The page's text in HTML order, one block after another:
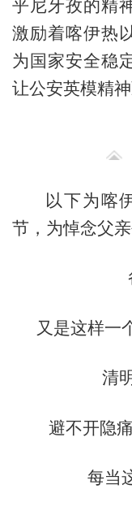
乎尼牙孜的精
激励着喀伊热
为国家安全稳
让公安英模精神
以下为喀
节，为悼念父
又是这样一
清
避不开隐
每当